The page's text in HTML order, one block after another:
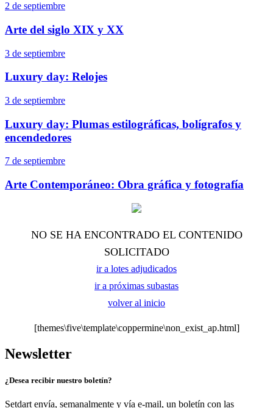
2 de septiembre
Arte del siglo XIX y XX
3 de septiembre
Luxury day: Relojes
3 de septiembre
Luxury day: Plumas estilográficas, bolígrafos y
encendedores
7 de septiembre
Arte Contemporáneo: Obra gráfica y fotografía
NO SE HA ENCONTRADO EL CONTENIDO
SOLICITADO
ir a lotes adjudicados
ir a próximas subastas
volver al inicio
[themes\five\template\coppermine\non_exist_ap.html]
Newsletter
¿Desea recibir nuestro boletín?
Setdart envía, semanalmente y vía e-mail, un boletín con las